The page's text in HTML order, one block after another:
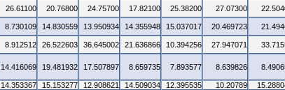
26.61100 20.76800 24.75700 17.82100 25.38200 27.07300
8.730109 14.830559 13.950934 14.355948 15.037017 20.469723
8.912512 26.522603 36.645002 21.636866 10.394256 27.947071
14.416069 19.481932 17.507897 8.659735 7.893577 8.639826
14.353367 15.153277 12.908621 14.509034 12.395535 10.20789